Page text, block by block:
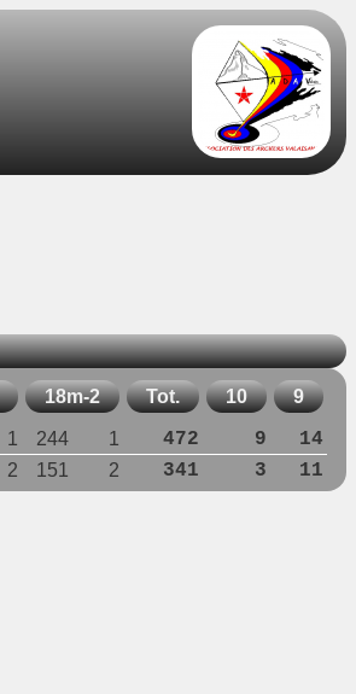
18m-2 Tot. 10 9
1 244 1 472 9 14
2 151 2 341 3 11